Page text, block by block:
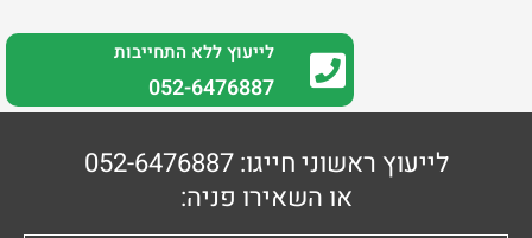
לייעוץ ללא התחייבות
052-6476887
לייעוץ ראשוני חייגו: 052-6476887
או השאירו פניה: